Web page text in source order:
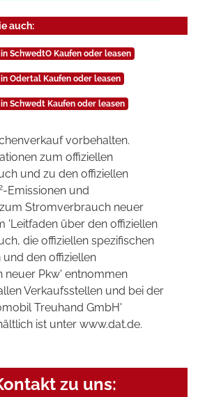
auch:
SchwedtO Kaufen oder leasen
Odertal Kaufen oder leasen
Schwedt Kaufen oder leasen
vorbehalten.
zum offiziellen
und zu den offiziellen
-Emissionen und
Stromverbrauch neuer
'Leitfaden über den offiziellen
die offiziellen spezifischen
und den offiziellen
neuer Pkw' entnommen
Verkaufsstellen und bei der
Treuhand GmbH'
ist unter www.dat.de.
zu uns: